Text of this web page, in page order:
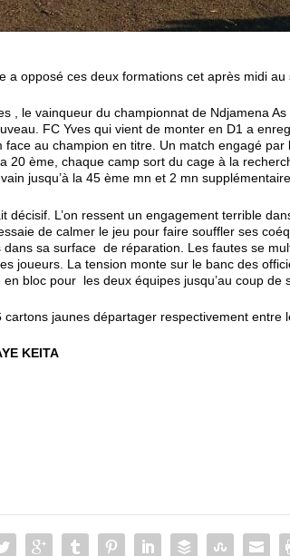
a opposé ces deux formations cet après midi au
, le vainqueur du championnat de Ndjamena
FC Yves qui vient de monter en D1 a
au champion en titre. Un match engagé par
20 ème, chaque camp sort du cage à la
jusqu’à la 45 ème mn et 2 mn
décisif. L’on ressent un engagement terrible
de calmer le jeu pour faire souffler ses
sa surface de réparation. Les fautes se
joueurs. La tension monte sur le banc des
bloc pour les deux équipes jusqu’au coup de
jaunes départager respectivement entre
KEITA